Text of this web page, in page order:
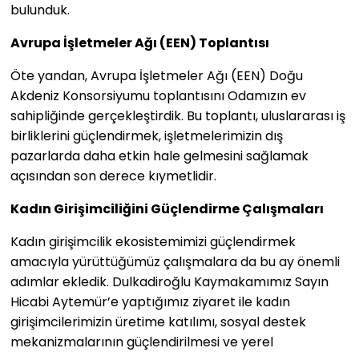
bulunduk.
Avrupa İşletmeler Ağı (EEN) Toplantısı
Öte yandan, Avrupa İşletmeler Ağı (EEN) Doğu
Akdeniz Konsorsiyumu toplantısını Odamızın ev
sahipliğinde gerçekleştirdik. Bu toplantı, uluslararası iş
birliklerini güçlendirmek, işletmelerimizin dış
pazarlarda daha etkin hale gelmesini sağlamak
açısından son derece kıymetlidir.
Kadın Girişimciliğini Güçlendirme Çalışmaları
Kadın girişimcilik ekosistemimizi güçlendirmek
amacıyla yürüttüğümüz çalışmalara da bu ay önemli
adımlar ekledik. Dulkadiroğlu Kaymakamımız Sayın
Hicabi Aytemür’e yaptığımız ziyaret ile kadın
girişimcilerimizin üretime katılımı, sosyal destek
mekanizmalarının güçlendirilmesi ve yerel